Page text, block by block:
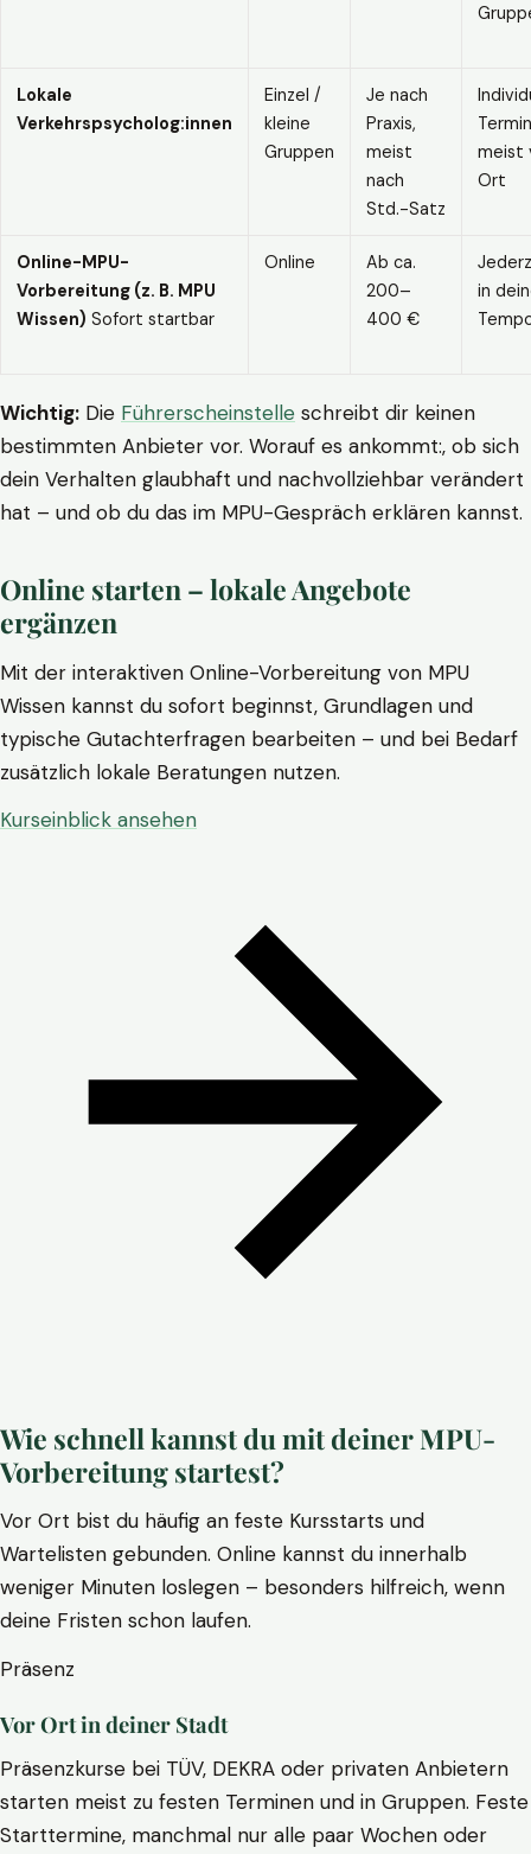
Lokale
Verkehrspsycholog:innen
Einzel /
kleine
Gruppen
Je nach
Praxis,
meist
nach
Std.-Satz
meist
Ort
Online-MPU-
Vorbereitung (z. B. MPU
Wissen) Sofort startbar
Online
Ab ca.
200–
400 €
in
Wichtig: Die Führerscheinstelle schreibt dir keinen
bestimmten Anbieter vor. Worauf es ankommt:, ob sich
dein Verhalten glaubhaft und nachvollziehbar verändert
hat – und ob du das im MPU-Gespräch erklären kannst.
Online starten – lokale Angebote
ergänzen
Mit der interaktiven Online-Vorbereitung von MPU
Wissen kannst du sofort beginnst, Grundlagen und
typische Gutachterfragen bearbeiten – und bei Bedarf
zusätzlich lokale Beratungen nutzen.
Kurseinblick ansehen
Wie schnell kannst du mit deiner MPU-
Vorbereitung startest?
Vor Ort bist du häufig an feste Kursstarts und
Wartelisten gebunden. Online kannst du innerhalb
weniger Minuten loslegen – besonders hilfreich, wenn
deine Fristen schon laufen.
Präsenz
Vor Ort in deiner Stadt
Präsenzkurse bei TÜV, DEKRA oder privaten Anbietern
starten meist zu festen Terminen und in Gruppen. Feste
Starttermine, manchmal nur alle paar Wochen oder